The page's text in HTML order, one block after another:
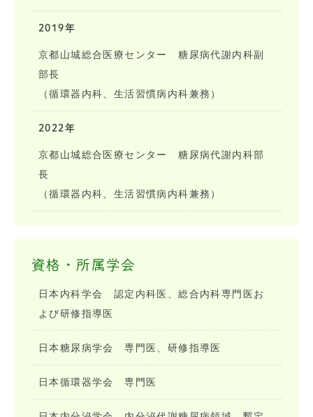
2019年
京都山城総合医療センター 糖尿病代謝内科副
部長
（循環器内科、生活習慣病内科兼務）
2022年
京都山城総合医療センター 糖尿病代謝内科部
長
（循環器内科、生活習慣病内科兼務）
資格・所属学会
日本内科学会 認定内科医、総合内科専門医お
よび研修指導医
日本糖尿病学会 専門医、研修指導医
日本循環器学会 専門医